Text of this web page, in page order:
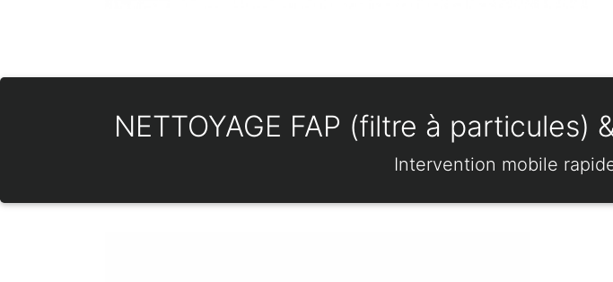
NETTOYAGE FAP (filtre à
Intervention mobile